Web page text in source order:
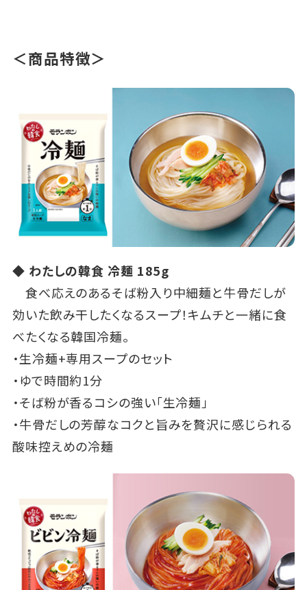
＜商品特徴＞
◆ わたしの韓食 冷麺 185g
食べ応えのあるそば粉入り中細麺と牛骨だしが
効いた飲み干したくなるスープ！キムチと一緒に食
べたくなる韓国冷麺。
・生冷麺+専用スープのセット
・ゆで時間約1分
・そば粉が香るコシの強い「生冷麺」
・牛骨だしの芳醇なコクと旨みを贅沢に感じられる
酸味控えめの冷麺